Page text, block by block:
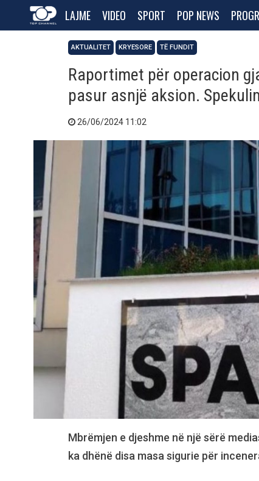
LAJME VIDEO SPORT POP NEWS
AKTUALITET KRYESORE TË FUNDIT
Raportimet për operacion
pasur asnjë aksion.
26/06/2024 11:02
Mbrëmjen e djeshme në një sërë
ka dhënë disa masa sigurie për